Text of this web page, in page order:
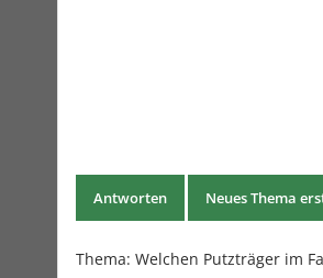
Antworten Neues Thema
Thema: Welchen Putzträger im